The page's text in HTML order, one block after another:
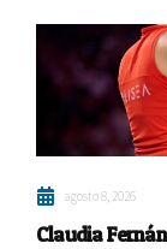
agosto 8, 2026
Claudia